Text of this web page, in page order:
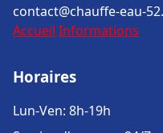
contact@chauffe-eau-
Accueil Informations
Horaires
Lun-Ven: 8h-19h